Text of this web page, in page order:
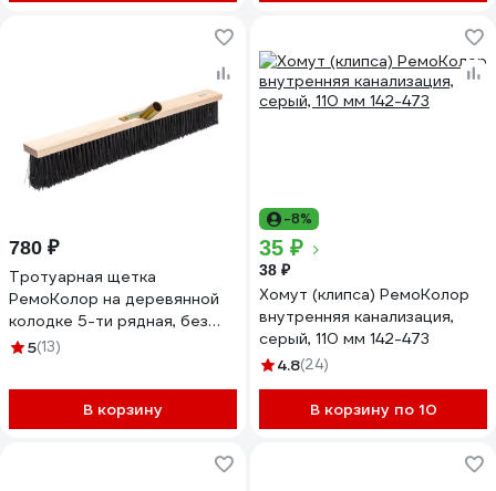
780 ₽
Тротуарная щетка
РемоКолор на деревянной
колодке 5-ти рядная, без
черенка, 600 мм 60-2-114
5(13)
В корзину
-8%
35 ₽
38 ₽
Хомут (клипса) РемоКолор
внутренняя канализация,
серый, 110 мм 142-473
4.8(24)
В корзину по 10